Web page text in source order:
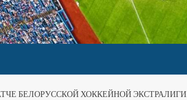
БЕЛОРУССКОЙ ХОККЕЙНОЙ ЭКСТРАЛИГИ